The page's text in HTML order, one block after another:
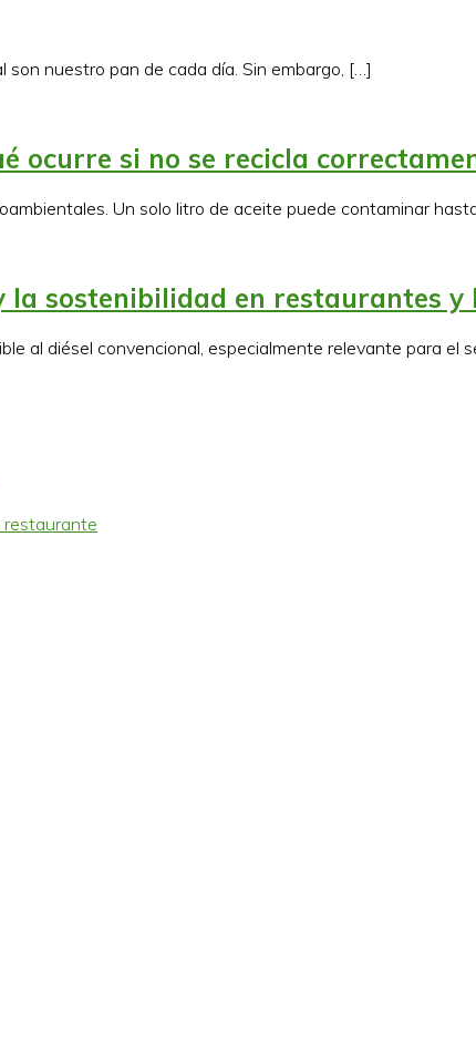
nuestro pan de cada día. Sin embargo, […]
ocurre si no se recicla
Un solo litro de aceite puede contaminar
la sostenibilidad en restaurantes y
al diésel convencional, especialmente relevante para el
restaurante